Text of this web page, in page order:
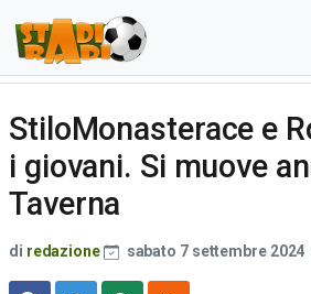
StiloMonasterace e
i giovani. Si muove
Taverna
di redazione sabato 7 settembre 2024